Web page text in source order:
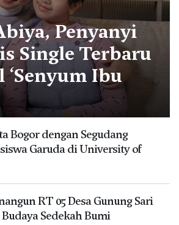
Penyanyi
Single Terbaru
Ibu
Bogor dengan Segudang
Garuda di University of
RT 05 Desa Gunung Sari
Sedekah Bumi